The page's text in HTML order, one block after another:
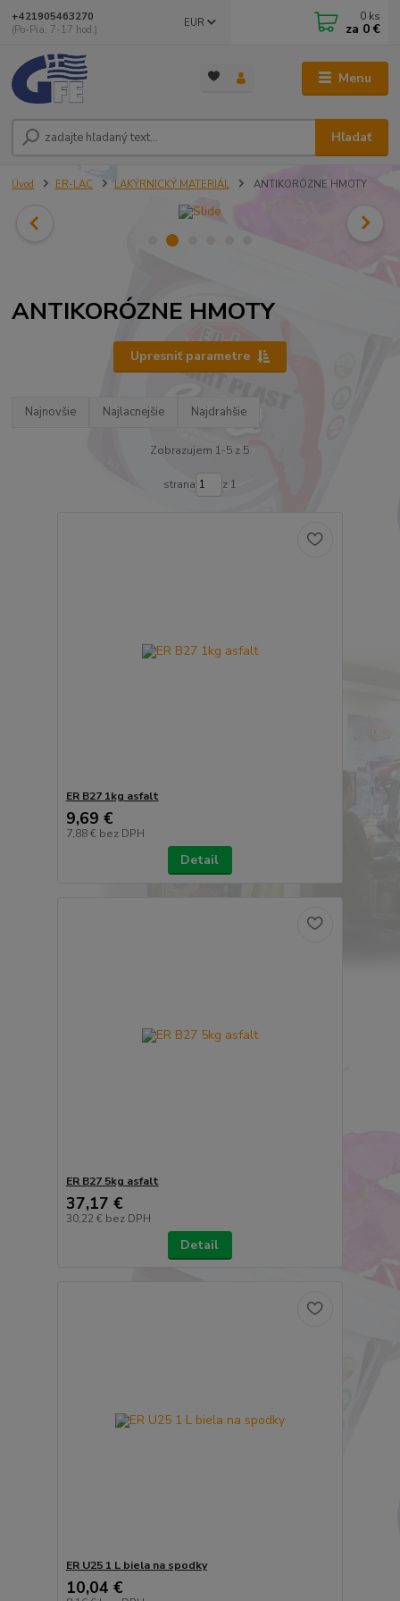
Menu
EUR
Hľadať
+421905463270
(Po-Pia, 7-17 hod.)
0 ks
za 0 €
Úvod ER-LAC LAKÝRNICKÝ MATERIÁL ANTIKORÓZNE HMOTY
ANTIKORÓZNE HMOTY
Upresniť parametre
Najnovšie Najlacnejšie Najdrahšie
Zobrazujem 1-5 z 5
strana z 1
ER B27 1kg asfalt
9,69 €
7,88 € bez DPH
Detail
ER B27 5kg asfalt
37,17 €
30,22 € bez DPH
Detail
ER U25 1 L biela na spodky
10,04 €